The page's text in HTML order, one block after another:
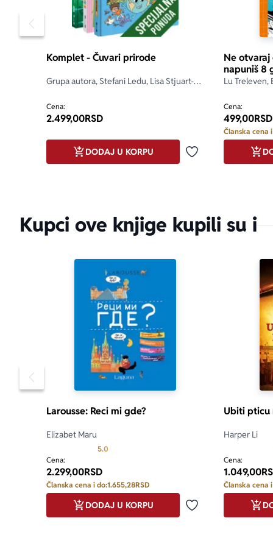
3. Drugi
4. Ako je
5.
Upamti,
• Zanimljive
• Igre
reciklirati.
• Igre su
bi ojačala
Mozgalice
sto! Ove
narodima,
kojima se
Igrači će
poleđine,
karticu,
minuta je
Ovo su
Pomeranje sadržaja slajdera u levo
Komplet - Čuvari prirode
Grupa autora, Stefani Ledu, Lisa Stjuart-
Cena:
2.499,00RSD
Dodaj u omiljene
DODAJ U KORPU
Ne
napuniš 8
Lu Treleven,
Cena:
499,00RSD
Članska cena
Kupci ove knjige kupili su i
Pomeranje sadržaja slajdera u levo
Dodaj u omiljene
Larousse: Reci mi gde?
Elizabet Maru
5.0
Cena:
2.299,00RSD
Članska cena i do:1.655,28RSD
Dodaj u omiljene
DODAJ U KORPU
Ubiti pticu
Harper Li
Cena:
1.049,00
Članska cena